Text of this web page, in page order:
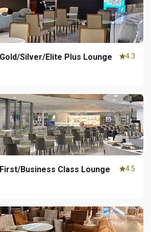
Silver/Elite Plus Lounge 4.3
Business Class Lounge 4.5